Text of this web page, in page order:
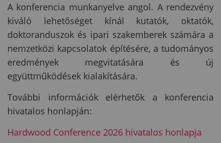
A konferencia munkanyelve angol. A rendezvény
kiváló lehetőséget kínál kutatók, oktatók,
doktoranduszok és ipari szakemberek számára a
nemzetközi kapcsolatok építésére, a tudományos
eredmények megvitatására és új
együttműködések kialakítására.
További információk elérhetők a konferencia
hivatalos honlapján:
Hardwood Conference 2026 hivatalos honlapja